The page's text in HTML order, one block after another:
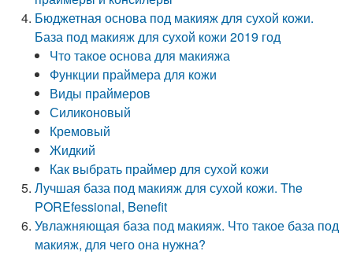
Бюджетная основа под макияж для сухой кожи.
База под макияж для сухой кожи 2019 год
Что такое основа для макияжа
Функции праймера для кожи
Виды праймеров
Силиконовый
Кремовый
Жидкий
Как выбрать праймер для сухой кожи
Лучшая база под макияж для сухой кожи. The
POREfessional, Benefit
Увлажняющая база под макияж. Что такое база под
макияж, для чего она нужна?